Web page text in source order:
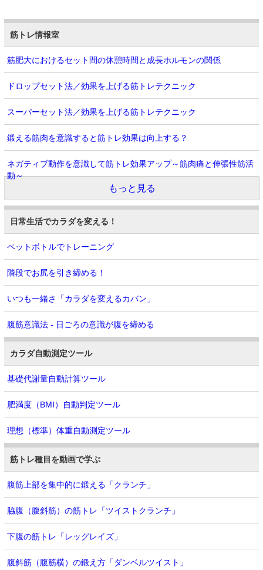
筋トレ情報室
筋肥大におけるセット間の休憩時間と成長ホルモンの関係
ドロップセット法／効果を上げる筋トレテクニック
スーパーセット法／効果を上げる筋トレテクニック
鍛える筋肉を意識すると筋トレ効果は向上する？
ネガティブ動作を意識して筋トレ効果アップ～筋肉痛と伸張性筋活
動～
もっと見る
日常生活でカラダを変える！
ペットボトルでトレーニング
階段でお尻を引き締める！
いつも一緒さ「カラダを変えるカバン」
腹筋意識法 - 日ごろの意識が腹を締める
カラダ自動測定ツール
基礎代謝量自動計算ツール
肥満度（BMI）自動判定ツール
理想（標準）体重自動測定ツール
筋トレ種目を動画で学ぶ
腹筋上部を集中的に鍛える「クランチ」
脇腹（腹斜筋）の筋トレ「ツイストクランチ」
下腹の筋トレ「レッグレイズ」
腹斜筋（腹筋横）の鍛え方「ダンベルツイスト」